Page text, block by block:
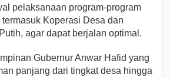
pelaksanaan program-program
Koperasi Desa dan
agar dapat berjalan optimal.
Gubernur Anwar Hafid yang
panjang dari tingkat desa hingga